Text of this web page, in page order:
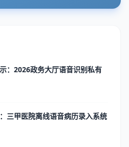
：2026政务大厅语音识别私有
三甲医院离线语音病历录入系统